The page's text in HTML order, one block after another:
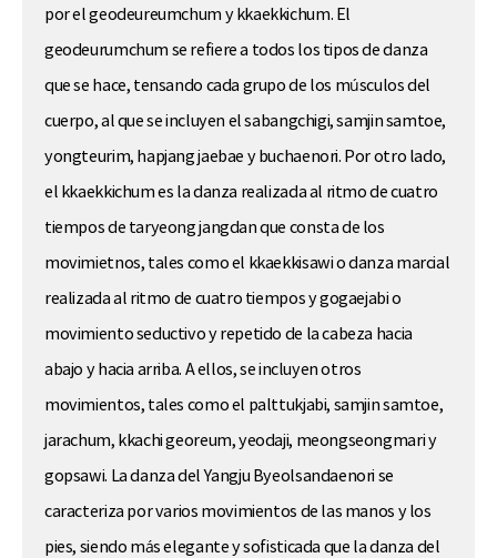
por el geodeureumchum y kkaekkichum. El
geodeurumchum se refiere a todos los tipos de danza
que se hace, tensando cada grupo de los músculos del
cuerpo, al que se incluyen el sabangchigi, samjin samtoe,
yongteurim, hapjang jaebae y buchaenori. Por otro lado,
el kkaekkichum es la danza realizada al ritmo de cuatro
tiempos de taryeong jangdan que consta de los
movimietnos, tales como el kkaekkisawi o danza marcial
realizada al ritmo de cuatro tiempos y gogaejabi o
movimiento seductivo y repetido de la cabeza hacia
abajo y hacia arriba. A ellos, se incluyen otros
movimientos, tales como el palttukjabi, samjin samtoe,
jarachum, kkachi georeum, yeodaji, meongseongmari y
gopsawi. La danza del Yangju Byeolsandaenori se
caracteriza por varios movimientos de las manos y los
pies, siendo más elegante y sofisticada que la danza del